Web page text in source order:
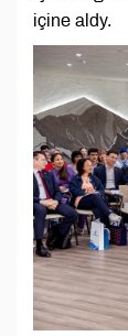
içine aldy.